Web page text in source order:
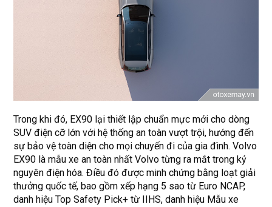
Trong khi đó, EX90 lại thiết lập chuẩn mực mới cho dòng
SUV điện cỡ lớn với hệ thống an toàn vượt trội, hướng đến
sự bảo vệ toàn diện cho mọi chuyến đi của gia đình. Volvo
EX90 là mẫu xe an toàn nhất Volvo từng ra mắt trong kỷ
nguyên điện hóa. Điều đó được minh chứng bằng loạt giải
thưởng quốc tế, bao gồm xếp hạng 5 sao từ Euro NCAP,
danh hiệu Top Safety Pick+ từ IIHS, danh hiệu Mẫu xe